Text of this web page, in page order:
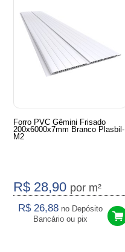
Forro PVC Gêmini Frisado
200x6000x7mm Branco Plasbil-
M2
R$ 28,90 por m²
R$ 26,88 no Depósito
Bancário ou pix